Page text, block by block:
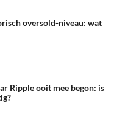
oversold-niveau: wat
Ripple ooit mee begon: is